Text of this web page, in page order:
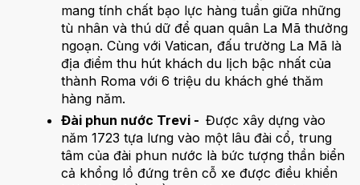
mang tính chất bạo lực hàng tuần giữa những
tù nhân và thú dữ để quan quân La Mã thưởng
ngoạn. Cùng với Vatican, đấu trường La Mã là
địa điểm thu hút khách du lịch bậc nhất của
thành Roma với 6 triệu du khách ghé thăm
hàng năm.
Đài phun nước Trevi - Được xây dựng vào
năm 1723 tựa lưng vào một lâu đài cổ, trung
tâm của đài phun nước là bức tượng thần biển
cả khổng lồ đứng trên cỗ xe được điều khiển